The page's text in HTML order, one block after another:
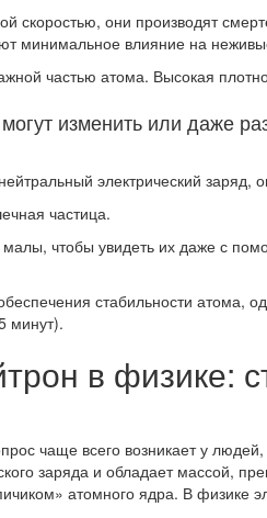
скоростью, они производят
минимальное влияние на
частью атома. Высокая
изменить или даже
электрический заряд,
частица.
чтобы увидеть их даже с
стабильности атома,
минут).
в физике:
чаще всего возникает у
заряда и обладает массой,
атомного ядра. В